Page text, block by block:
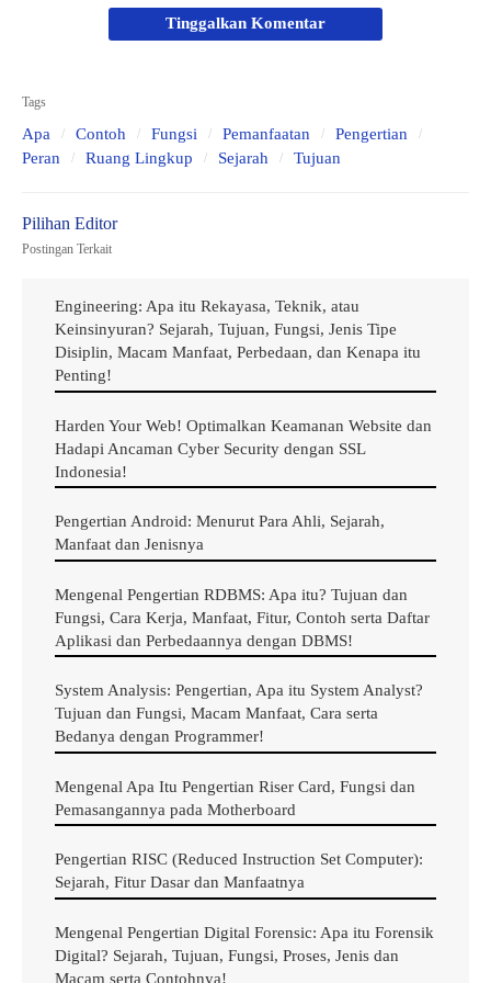
c. Bidang Kesehatan
d. Bidang Pemerintahan
1. Teknologi Informasi
2. Teknologi Komunikasi
Contoh ICT atau TIK
Kesimpulan
Pengertian ICT
digunakan untuk menangani telekomunikasi, media
siaran, sistem manajemen bangunan cerdas, sistem
kontrol dan pemantauan berbasis jaringan berdasarkan
simpulan Kami yang bersumber dariSitus
Technopedia.
MeskipunInformation Communicationsering dianggap
sebagai sinonim yang diperluas untukInformation
Technologyyang cakupannya lebih luas.
Apa itu ICT?
singkatan yang ambigu jika diuraikan dalam bahasa
Indonesia, karena akronim ICT dapat memiliki 2
kepanjangan yang berbeda.
Tinggalkan Komentar
Tags
Apa Contoh Fungsi Pemanfaatan
Pengertian
Peran
Ruang Lingkup Sejarah Tujuan
Postingan Terkait
Engineering: Apa itu Rekayasa, Teknik, atau
Keinsinyuran? Sejarah, Tujuan, Fungsi, Jenis Tipe
Disiplin, Macam Manfaat, Perbedaan, dan Kenapa itu
Penting!
Harden Your Web! Optimalkan Keamanan Website dan
Hadapi Ancaman Cyber Security dengan SSL
Indonesia!
Pengertian Android: Menurut Para Ahli, Sejarah,
Manfaat dan Jenisnya
Mengenal Pengertian RDBMS: Apa itu? Tujuan dan
Fungsi, Cara Kerja, Manfaat, Fitur, Contoh serta Daftar
Aplikasi dan Perbedaannya dengan DBMS!
System Analysis: Pengertian, Apa itu System Analyst?
Tujuan dan Fungsi, Macam Manfaat, Cara serta
Bedanya dengan Programmer!
Mengenal Apa Itu Pengertian Riser Card, Fungsi dan
Pemasangannya pada Motherboard
Pengertian RISC (Reduced Instruction Set Computer):
Sejarah, Fitur Dasar dan Manfaatnya
Mengenal Pengertian Digital Forensic: Apa itu Forensik
Digital? Sejarah, Tujuan, Fungsi, Proses, Jenis dan
Macam serta Contohnya!